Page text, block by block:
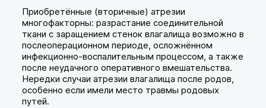
Приобретённые (вторичные) атрезии
многофакторны: разрастание соединительной
ткани с заращением стенок влагалища возможно в
послеоперационном периоде, осложнённом
инфекционно-воспалительным процессом, а также
после неудачного оперативного вмешательства.
Нередки случаи атрезии влагалища после родов,
особенно если имели место травмы родовых
путей.